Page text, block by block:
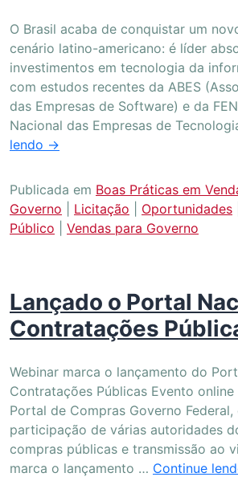
O Brasil acaba de conquistar um
cenário latino-americano: é líder
investimentos em tecnologia da
com estudos recentes da ABES
das Empresas de Software) e da
Nacional das Empresas de
lendo →
Publicada em Boas Práticas em
Governo
Licitação Oportunidades
Público
Vendas para Governo
Lançado o Portal
Contratações
Webinar marca o lançamento do
Contratações Públicas Evento
Portal de Compras Governo
participação de várias autoridades
compras públicas e transmissão ao
marca o lançamento … Continue